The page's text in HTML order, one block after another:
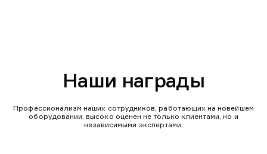
Наши награды
Профессионализм наших сотрудников, работающих на новейшем
оборудовании, высоко оценен не только клиентами, но и
независимыми экспертами.